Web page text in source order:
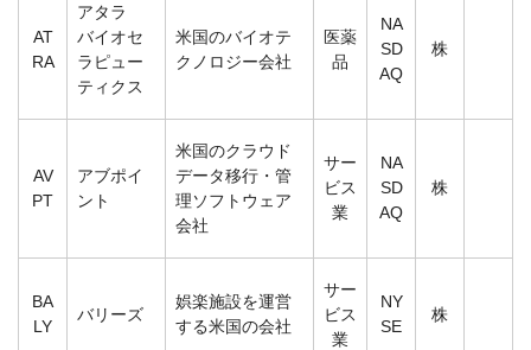
AT
RA
アタラ
バイオセ
ラピュー
ティクス
米国のバイオテ
クノロジー会社
医薬
品
NA
SD
AQ
株
AV
PT
アブポイ
ント
米国のクラウド
データ移行・管
理ソフトウェア
会社
サー
ビス
業
NA
SD
AQ
株
BA
LY
バリーズ
娯楽施設を運営
する米国の会社
サー
ビス
業
NY
SE
株